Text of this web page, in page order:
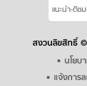
แนะนำ-ติช
สงวนลิขสิทธิ์ ©
นโยบ
แจ้งการ